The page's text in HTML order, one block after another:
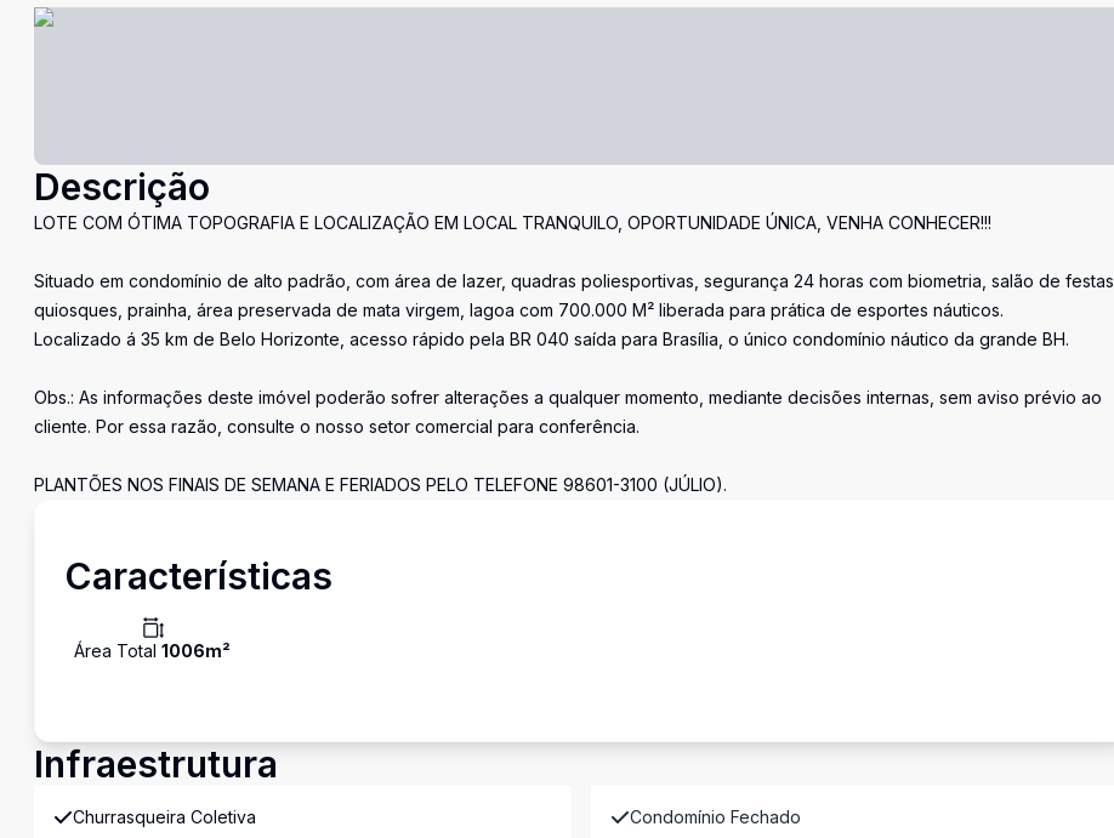
Descrição
LOTE COM ÓTIMA TOPOGRAFIA E LOCALIZAÇÃO EM LOCAL TRANQUILO, OPORTUNIDADE ÚNICA, VENHA CONHECER!!!
Situado em condomínio de alto padrão, com área de lazer, quadras poliesportivas, segurança 24 horas com biometria, salão de festas,
quiosques, prainha, área preservada de mata virgem, lagoa com 700.000 M² liberada para prática de esportes náuticos.
Localizado á 35 km de Belo Horizonte, acesso rápido pela BR 040 saída para Brasília, o único condomínio náutico da grande BH.
Obs.: As informações deste imóvel poderão sofrer alterações a qualquer momento, mediante decisões internas, sem aviso prévio ao
cliente. Por essa razão, consulte o nosso setor comercial para conferência.
PLANTÕES NOS FINAIS DE SEMANA E FERIADOS PELO TELEFONE 98601-3100 (JÚLIO).
Características
Área Total 1006m²
Infraestrutura
Churrasqueira Coletiva Condomínio Fechado